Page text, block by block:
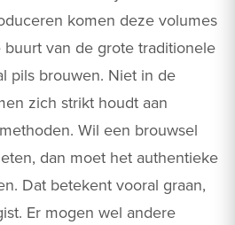
komen deze volumes
van de grote traditionele
pils brouwen. Niet in de
zich strikt houdt aan
Wil een brouwsel
dan moet het authentieke
Dat betekent vooral graan,
Er mogen wel andere